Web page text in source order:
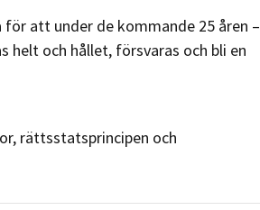
att under de kommande 25 åren –
helt och hållet, försvaras och bli en
rättsstatsprincipen och